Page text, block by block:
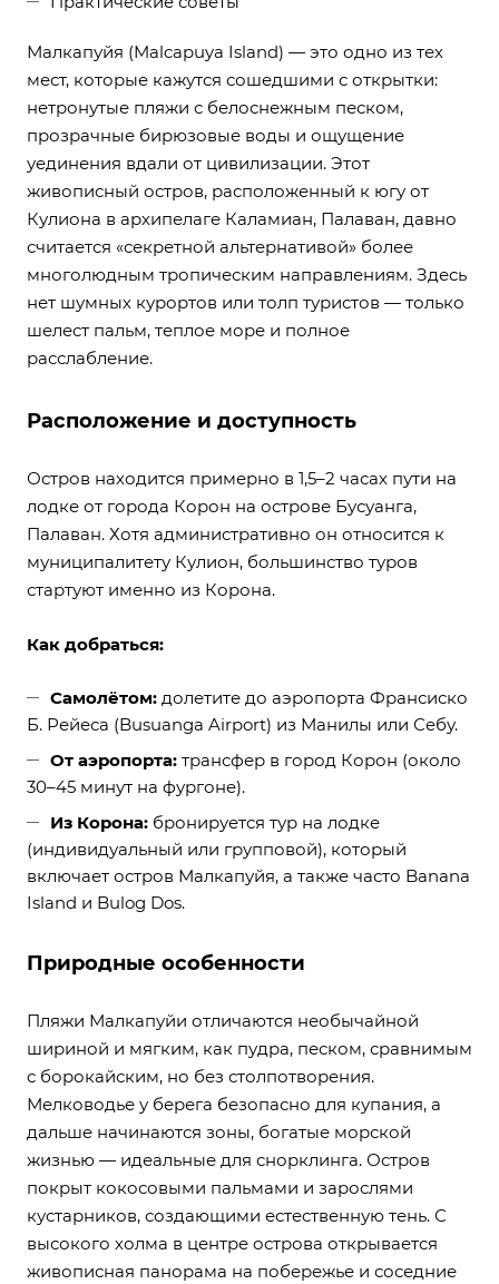
Малкапуйя (Malcapuya Island) — это одно из тех
мест, которые кажутся сошедшими с открытки:
нетронутые пляжи с белоснежным песком,
прозрачные бирюзовые воды и ощущение
уединения вдали от цивилизации. Этот
живописный остров, расположенный к югу от
Кулиона в архипелаге Каламиан, Палаван, давно
считается «секретной альтернативой» более
многолюдным тропическим направлениям. Здесь
нет шумных курортов или толп туристов — только
шелест пальм, теплое море и полное
расслабление.
Расположение и доступность
Остров находится примерно в 1,5–2 часах пути на
лодке от города Корон на острове Бусуанга,
Палаван. Хотя административно он относится к
муниципалитету Кулион, большинство туров
стартуют именно из Корона.
Как добраться:
Самолётом: долетите до аэропорта Франсиско
Б. Рейеса (Busuanga Airport) из Манилы или Себу.
От аэропорта: трансфер в город Корон (около
30–45 минут на фургоне).
Из Корона: бронируется тур на лодке
(индивидуальный или групповой), который
включает остров Малкапуйя, а также часто Banana
Island и Bulog Dos.
Природные особенности
Пляжи Малкапуйи отличаются необычайной
шириной и мягким, как пудра, песком, сравнимым
с борокайским, но без столпотворения.
Мелководье у берега безопасно для купания, а
дальше начинаются зоны, богатые морской
жизнью — идеальные для снорклинга. Остров
покрыт кокосовыми пальмами и зарослями
кустарников, создающими естественную тень. С
высокого холма в центре острова открывается
живописная панорама на побережье и соседние